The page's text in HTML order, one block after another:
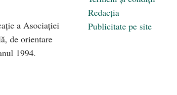
a Asociaţiei
de orientare
1994.
Redacția
Publicitate pe site